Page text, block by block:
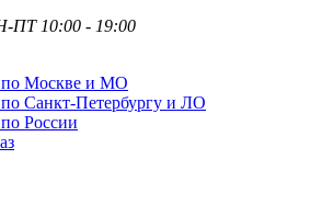
ПТ 10:00 - 19:00
по Москве и МО
по Санкт-Петербургу и ЛО
России